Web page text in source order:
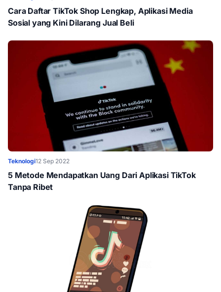
Cara Daftar TikTok Shop Lengkap, Aplikasi Media
Sosial yang Kini Dilarang Jual Beli
Teknologi12 Sep 2022
5 Metode Mendapatkan Uang Dari Aplikasi TikTok
Tanpa Ribet